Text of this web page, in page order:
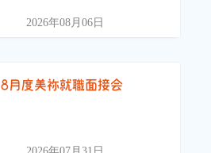
2026年08月06日
8月度美祢就職面接会